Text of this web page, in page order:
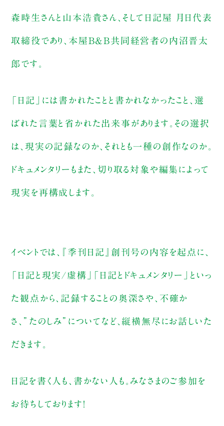
森時生さんと山本浩貴さん、そして日記屋 月日代表
取締役であり、本屋B&B共同経営者の内沼晋太
郎です。
「日記」には書かれたことと書かれなかったこと、選
ばれた言葉と省かれた出来事があります。その選択
は、現実の記録なのか、それとも一種の創作なのか。
ドキュメンタリーもまた、切り取る対象や編集によって
現実を再構成します。
イベントでは、『季刊日記』創刊号の内容を起点に、
「日記と現実/虚構」「日記とドキュメンタリー」といっ
た観点から、記録することの奥深さや、不確か
さ、”たのしみ”についてなど、縦横無尽にお話しいた
だきます。
日記を書く人も、書かない人も。みなさまのご参加を
お待ちしております！